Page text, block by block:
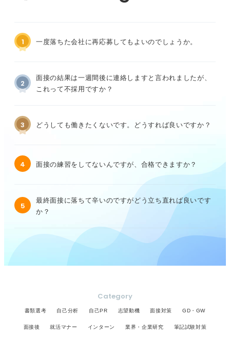
1 一度落ちた会社に再応募してもよいのでしょうか。
2
面接の結果は一週間後に連絡しますと言われましたが、
これって不採用ですか？
3 どうしても働きたくないです。どうすれば良いですか？
4 面接の練習をしてないんですが、合格できますか？
5
最終面接に落ちて辛いのですがどう立ち直れば良いです
か？
Category
書類選考 自己分析 自己PR 志望動機 面接対策 GD・GW
面接後 就活マナー インターン 業界・企業研究 筆記試験対策